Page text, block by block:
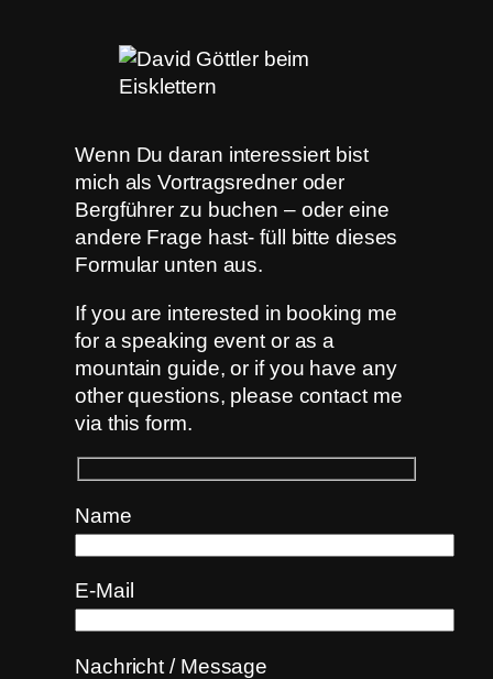
Wenn Du daran interessiert bist
mich als Vortragsredner oder
Bergführer zu buchen – oder eine
andere Frage hast- füll bitte dieses
Formular unten aus.
If you are interested in booking me
for a speaking event or as a
mountain guide, or if you have any
other questions, please contact me
via this form.
Name
E-Mail
Nachricht / Message